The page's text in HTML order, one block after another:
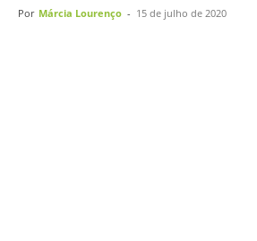
Por Márcia Lourenço - 15 de julho de 2020